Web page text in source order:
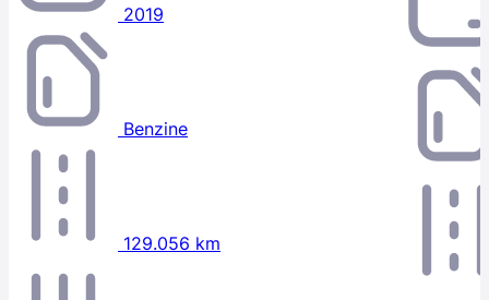
2019
Benzine
129.056 km